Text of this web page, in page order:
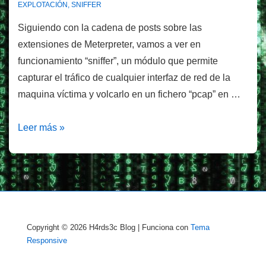
EXPLOTACIÓN , SNIFFER
Siguiendo con la cadena de posts sobre las
extensiones de Meterpreter, vamos a ver en
funcionamiento “sniffer”, un módulo que permite
capturar el tráfico de cualquier interfaz de red de la
maquina víctima y volcarlo en un fichero “pcap” en …
Capturar
desde
Meterpreter
Leer más »
Copyright © 2026 H4rds3c Blog | Funciona con Tema
Responsive